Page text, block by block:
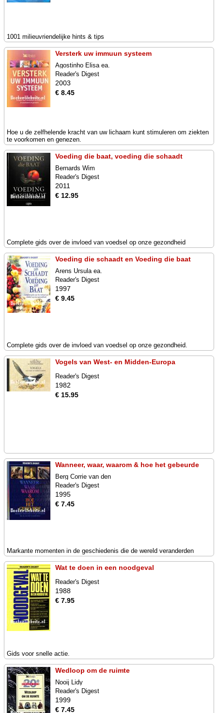
1001 milieuvriendelijke hints & tips
Versterk uw immuun systeem
Agostinho Elisa ea.
Reader's Digest
2003
€ 8.45
Hoe u de zelfhelende kracht van uw lichaam kunt stimuleren om ziekten
te voorkomen en genezen.
Voeding die baat, voeding die schaadt
Bernards Wim
Reader's Digest
2011
€ 12.95
Complete gids over de invloed van voedsel op onze gezondheid
Voeding die schaadt en Voeding die baat
Arens Ursula ea.
Reader's Digest
1997
€ 9.45
Complete gids over de invloed van voedsel op onze gezondheid.
Vogels van West- en Midden-Europa
Reader's Digest
1982
€ 15.95
Wanneer, waar, waarom & hoe het gebeurde
Berg Corrie van den
Reader's Digest
1995
€ 7.45
Markante momenten in de geschiedenis die de wereld veranderden
Wat te doen in een noodgeval
Reader's Digest
1988
€ 7.95
Gids voor snelle actie.
Wedloop om de ruimte
Nooij Lidy
Reader's Digest
1999
€ 7.45